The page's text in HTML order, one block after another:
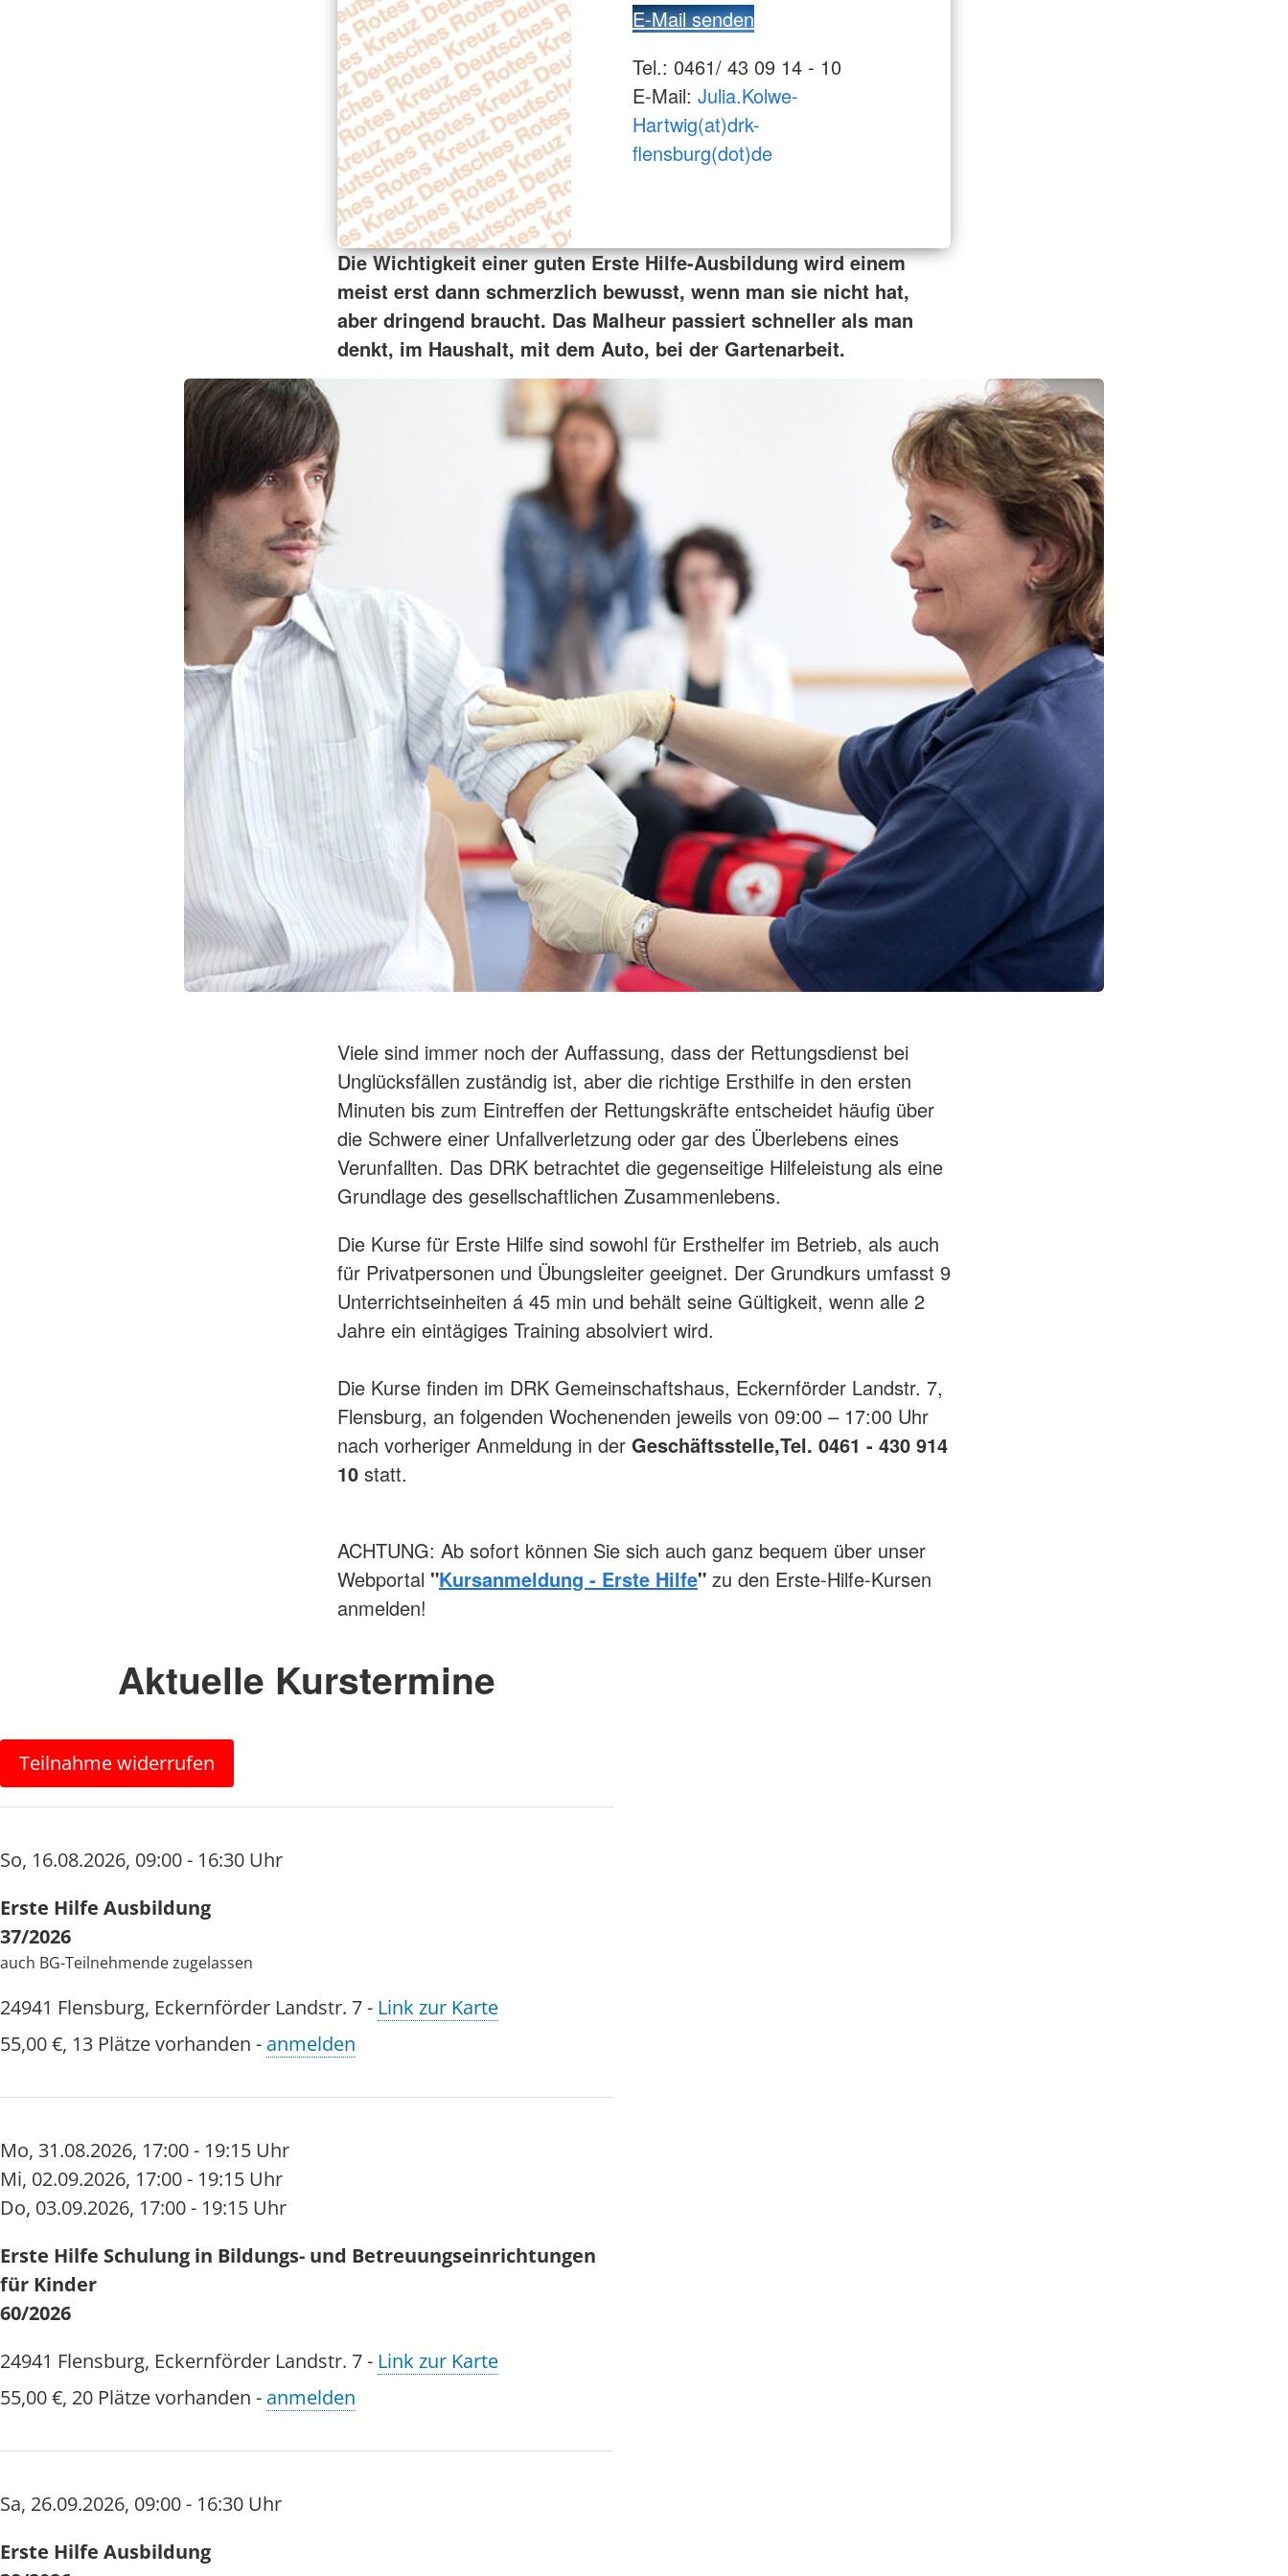
E-Mail senden
Tel.: 0461/ 43 09 14 - 10
E-Mail: Julia.Kolwe-
Hartwig(at)drk-
flensburg(dot)de
Die Wichtigkeit einer guten Erste Hilfe-Ausbildung wird einem
meist erst dann schmerzlich bewusst, wenn man sie nicht hat,
aber dringend braucht. Das Malheur passiert schneller als man
denkt, im Haushalt, mit dem Auto, bei der Gartenarbeit.
Viele sind immer noch der Auffassung, dass der Rettungsdienst bei
Unglücksfällen zuständig ist, aber die richtige Ersthilfe in den ersten
Minuten bis zum Eintreffen der Rettungskräfte entscheidet häufig über
die Schwere einer Unfallverletzung oder gar des Überlebens eines
Verunfallten. Das DRK betrachtet die gegenseitige Hilfeleistung als eine
Grundlage des gesellschaftlichen Zusammenlebens.
Die Kurse für Erste Hilfe sind sowohl für Ersthelfer im Betrieb, als auch
für Privatpersonen und Übungsleiter geeignet. Der Grundkurs umfasst 9
Unterrichtseinheiten á 45 min und behält seine Gültigkeit, wenn alle 2
Jahre ein eintägiges Training absolviert wird.
Die Kurse finden im DRK Gemeinschaftshaus, Eckernförder Landstr. 7,
Flensburg, an folgenden Wochenenden jeweils von 09:00 – 17:00 Uhr
nach vorheriger Anmeldung in der Geschäftsstelle,Tel. 0461 - 430 914
10 statt.
ACHTUNG: Ab sofort können Sie sich auch ganz bequem über unser
Webportal "Kursanmeldung - Erste Hilfe" zu den Erste-Hilfe-Kursen
anmelden!
Aktuelle Kurstermine
Teilnahme widerrufen
So, 16.08.2026, 09:00 - 16:30 Uhr
Erste Hilfe Ausbildung
37/2026
auch BG-Teilnehmende zugelassen
24941 Flensburg, Eckernförder Landstr. 7- Link zur Karte
55,00 €, 13 Plätze vorhanden - anmelden
Mo, 31.08.2026, 17:00 - 19:15 Uhr
Mi, 02.09.2026, 17:00 - 19:15 Uhr
Do, 03.09.2026, 17:00 - 19:15 Uhr
Erste Hilfe Schulung in Bildungs- und Betreuungseinrichtungen
für Kinder
60/2026
24941 Flensburg, Eckernförder Landstr. 7- Link zur Karte
55,00 €, 20 Plätze vorhanden - anmelden
Sa, 26.09.2026, 09:00 - 16:30 Uhr
Erste Hilfe Ausbildung